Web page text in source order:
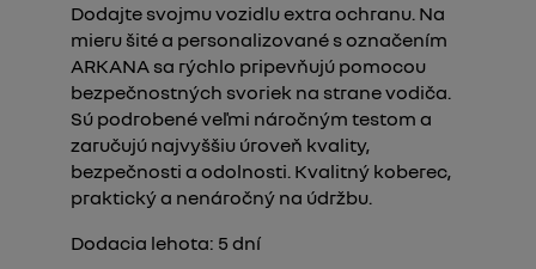
Dodajte svojmu vozidlu extra ochranu. Na
mieru šité a personalizované s označením
ARKANA sa rýchlo pripevňujú pomocou
bezpečnostných svoriek na strane vodiča.
Sú podrobené veľmi náročným testom a
zaručujú najvyššiu úroveň kvality,
bezpečnosti a odolnosti. Kvalitný koberec,
praktický a nenáročný na údržbu.
Dodacia lehota: 5 dní